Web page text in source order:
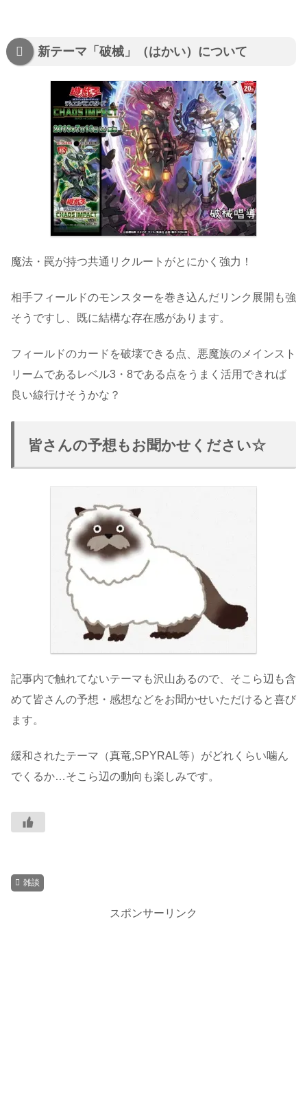
新テーマ「破械」（はかい）について
魔法・罠が持つ共通リクルートがとにかく強力！
相手フィールドのモンスターを巻き込んだリンク展開も強
そうですし、既に結構な存在感があります。
フィールドのカードを破壊できる点、悪魔族のメインスト
リームであるレベル3・8である点をうまく活用できれば
良い線行けそうかな？
皆さんの予想もお聞かせください☆
記事内で触れてないテーマも沢山あるので、そこら辺も含
めて皆さんの予想・感想などをお聞かせいただけると喜び
ます。
緩和されたテーマ（真竜,SPYRAL等）がどれくらい噛ん
でくるか…そこら辺の動向も楽しみです。
雑談
スポンサーリンク